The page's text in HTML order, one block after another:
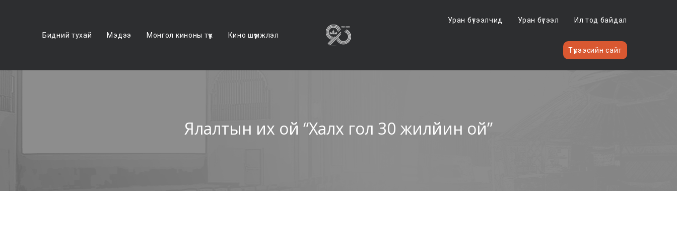
Бидний тухай Мэдээ Монгол киноны түүх Кино шүүмжлэл
Уран бүтээлчид Уран бүтээл Ил тод байдал
Түрээсийн сайт
Ялалтын их ой “Халх гол 30 жилйин ой”